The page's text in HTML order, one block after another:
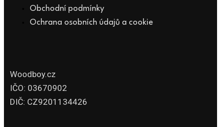
Obchodní podmínky
Ochrana osobních údajů a cookie
Woodboy.cz
IČO: 03670902
DIČ: CZ9201134426